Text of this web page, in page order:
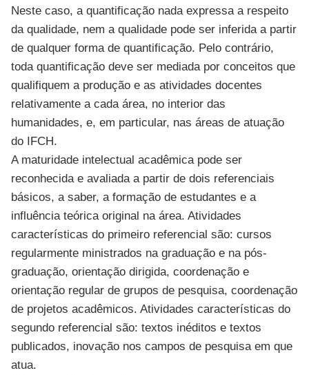
Neste caso, a quantificação nada expressa a respeito
da qualidade, nem a qualidade pode ser inferida a partir
de qualquer forma de quantificação. Pelo contrário,
toda quantificação deve ser mediada por conceitos que
qualifiquem a produção e as atividades docentes
relativamente a cada área, no interior das
humanidades, e, em particular, nas áreas de atuação
do IFCH.
A maturidade intelectual acadêmica pode ser
reconhecida e avaliada a partir de dois referenciais
básicos, a saber, a formação de estudantes e a
influência teórica original na área. Atividades
características do primeiro referencial são: cursos
regularmente ministrados na graduação e na pós-
graduação, orientação dirigida, coordenação e
orientação regular de grupos de pesquisa, coordenação
de projetos acadêmicos. Atividades características do
segundo referencial são: textos inéditos e textos
publicados, inovação nos campos de pesquisa em que
atua.